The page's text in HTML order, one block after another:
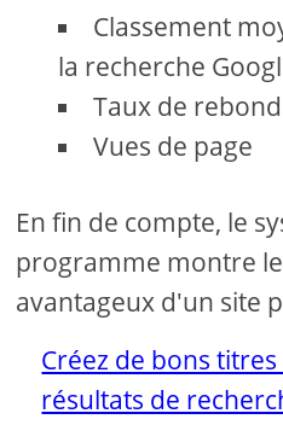
Classement
la recherche
Taux de rebond
Vues de page
En fin de compte, le
programme montre
avantageux d'un site
Créez de bons
résultats de